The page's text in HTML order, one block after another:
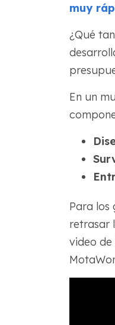
muy
¿Qué
En un
Para los
retrasar
video